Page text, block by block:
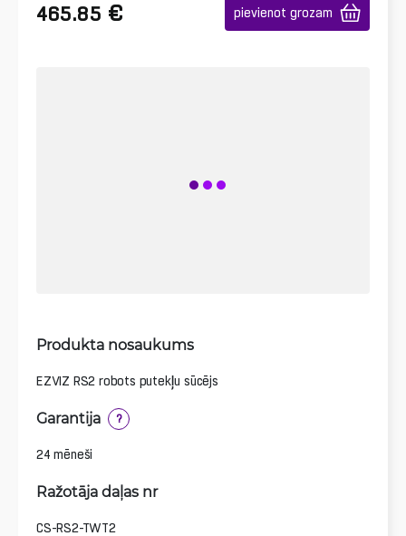
465.85 € pievienot grozam
Produkta nosaukums
EZVIZ RS2 robots putekļu sūcējs
Garantija ?
24 mēneši
Ražotāja daļas nr
CS-RS2-TWT2